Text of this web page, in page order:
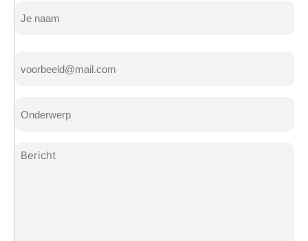
mailadres
Bericht